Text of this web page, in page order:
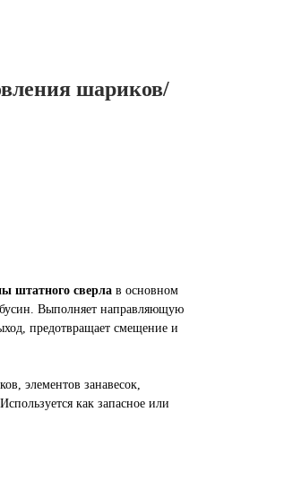
шариков/
штатного сверла в основном
Выполняет направляющую
предотвращает смещение и
элементов занавесок,
как запасное или